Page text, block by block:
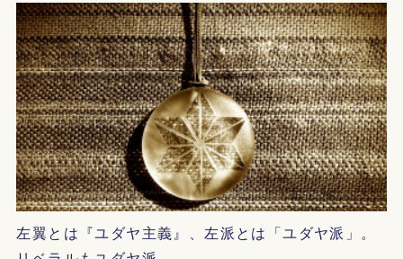
左翼とは『ユダヤ主義』、左派とは「ユダヤ派」。